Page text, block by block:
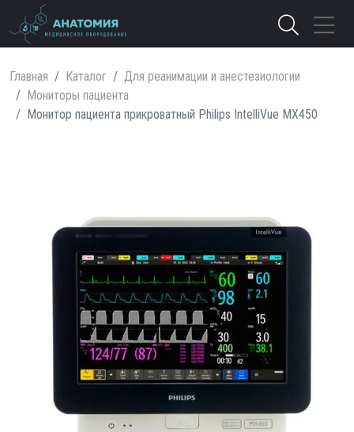
Главная Каталог
Для реанимации и анестезиологии
Мониторы пациента
Монитор пациента прикроватный Philips IntelliVue MX450